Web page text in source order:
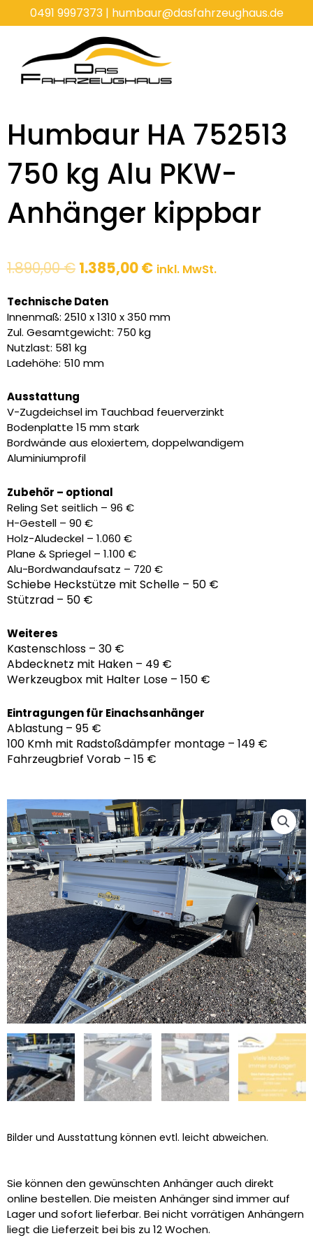
0491 9997373| humbaur@dasfahrzeughaus.de
Bilder und Ausstattung können evtl. leicht abweichen.
Sie können den gewünschten Anhänger auch direkt
online bestellen. Die meisten Anhänger sind immer auf
Lager und sofort lieferbar. Bei nicht vorrätigen Anhängern
liegt die Lieferzeit bei bis zu 12 Wochen.
Humbaur HA 752513
750 kg Alu PKW-
Anhänger kippbar
1.890,00€ Ursprünglicher
war:
1.890,00 €
1.385,00€Aktueller
1.385,00 €.
inkl. MwSt.
Technische Daten
Innenmaß: 2510 x 1310 x 350 mm
Zul. Gesamtgewicht: 750 kg
Nutzlast: 581 kg
Ladehöhe: 510 mm
Ausstattung
V-Zugdeichsel im Tauchbad feuerverzinkt
Bodenplatte 15 mm stark
Bordwände aus eloxiertem, doppelwandigem
Aluminiumprofil
Zubehör – optional
Reling Set seitlich – 96 €
H-Gestell – 90 €
Holz-Aludeckel – 1.060 €
Plane & Spriegel – 1.100 €
Alu-Bordwandaufsatz – 720 €
Schiebe Heckstütze mit Schelle – 50 €
Stützrad – 50 €
Weiteres
Kastenschloss – 30 €
Abdecknetz mit Haken – 49 €
Werkzeugbox mit Halter Lose – 150 €
Eintragungen für Einachsanhänger
Ablastung – 95 €
100 Kmh mit Radstoßdämpfer montage – 149 €
Fahrzeugbrief Vorab – 15 €